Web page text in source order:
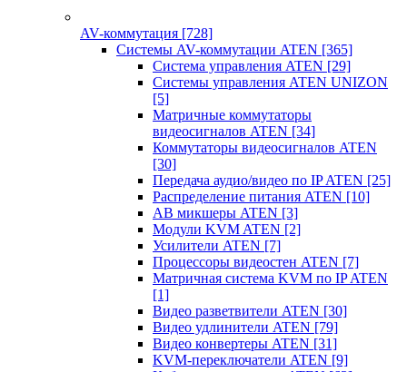
AV-коммутация [728]
Системы AV-коммутации ATEN [365]
Система управления ATEN [29]
Системы управления ATEN UNIZON
[5]
Матричные коммутаторы
видеосигналов ATEN [34]
Коммутаторы видеосигналов ATEN
[30]
Передача аудио/видео по IP ATEN [25]
Распределение питания ATEN [10]
АВ микшеры ATEN [3]
Модули KVM ATEN [2]
Усилители ATEN [7]
Процессоры видеостен ATEN [7]
Матричная система KVM по IP ATEN
[1]
Видео разветвители ATEN [30]
Видео удлинители ATEN [79]
Видео конвертеры ATEN [31]
KVM-переключатели ATEN [9]